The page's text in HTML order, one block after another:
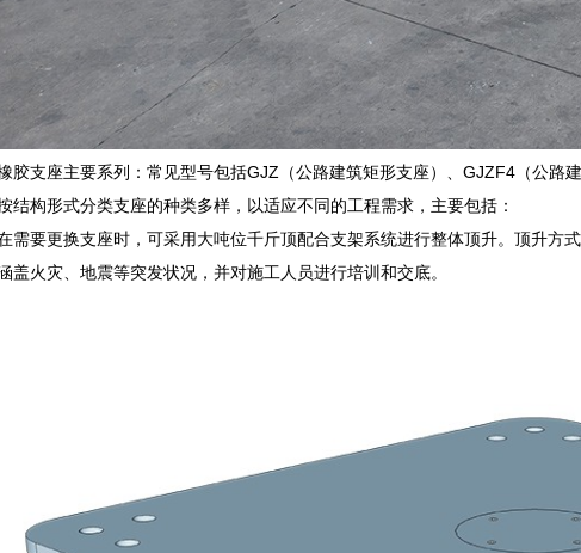
胶支座主要系列：常见型号包括GJZ（公路建筑矩形支座）、GJZF4（公路
结构形式分类支座的种类多样，以适应不同的工程需求，主要包括：
需要更换支座时，可采用大吨位千斤顶配合支架系统进行整体顶升。顶升方
盖火灾、地震等突发状况，并对施工人员进行培训和交底。